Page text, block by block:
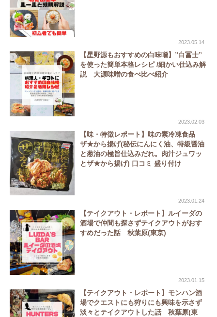
2023.05.14
【星野源もおすすめの白味噌】”白冨士”
を使った簡単本格レシピ /細かい仕込み解
説 大源味噌の食べ比べ紹介
2023.02.03
【味・特徴レポート】味の素冷凍食品
ザ★から揚げ(秘伝にんにく油、特級醤油
と葱油の極旨仕込みだれ。肉汁ジュワッ
とザ★から揚げ) 口コミ 盛り付け
2023.01.24
【テイクアウト・レポート】ルイーダの
酒場で仲間も探さずテイクアウトがおす
すめだった話 秋葉原(東京)
2023.01.15
【テイクアウト・レポート】モンハン酒
場でクエストにも狩りにも興味を示さず
淡々とテイクアウトした話 秋葉原(東